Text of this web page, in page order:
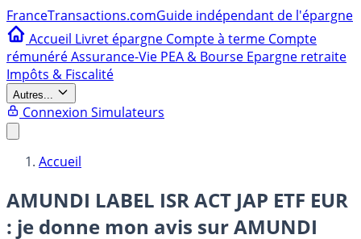
FranceTransactions.comGuide indépendant de l'épargne
Accueil Livret épargne Compte à terme Compte
rémunéréAssurance-Vie PEA & Bourse Epargne retraite
Impôts & Fiscalité
Autres...
Connexion Simulateurs
Accueil
AMUNDI LABEL ISR ACT JAP ETF EUR
: je donne mon avis surAMUNDI